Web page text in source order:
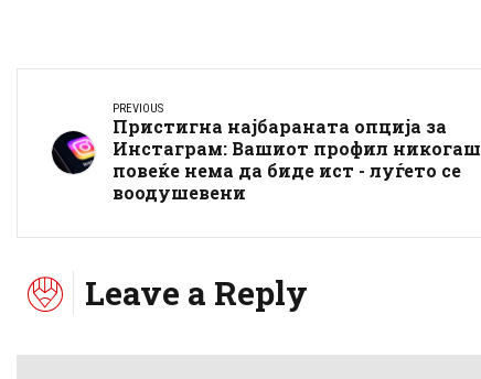
PREVIOUS
Пристигна најбараната опција за
Инстаграм: Вашиот профил никогаш
повеќе нема да биде ист - луѓето се
воодушевени
Leave a Reply